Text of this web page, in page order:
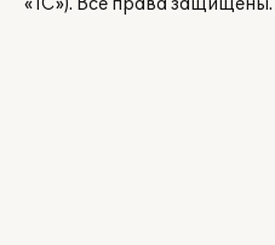
«1С»). Все права защищены.